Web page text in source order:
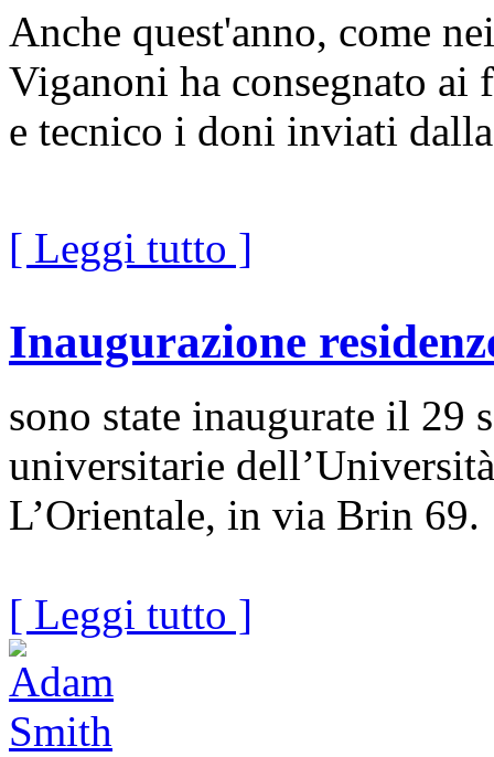
Anche quest'anno, come
Viganoni ha consegnato
e tecnico i doni inviati
[ Leggi tutto ]
Inaugurazione
sono state inaugurate il 29
universitarie
L’Orientale, in via Brin 69.
[ Leggi tutto ]